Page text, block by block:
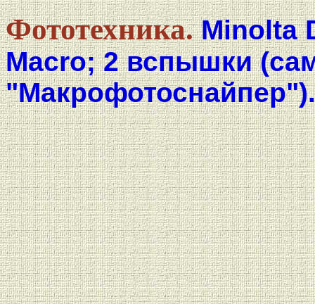
Фототехника.Minolta
Macro; 2 вспышки
"Макрофотоснайпер").